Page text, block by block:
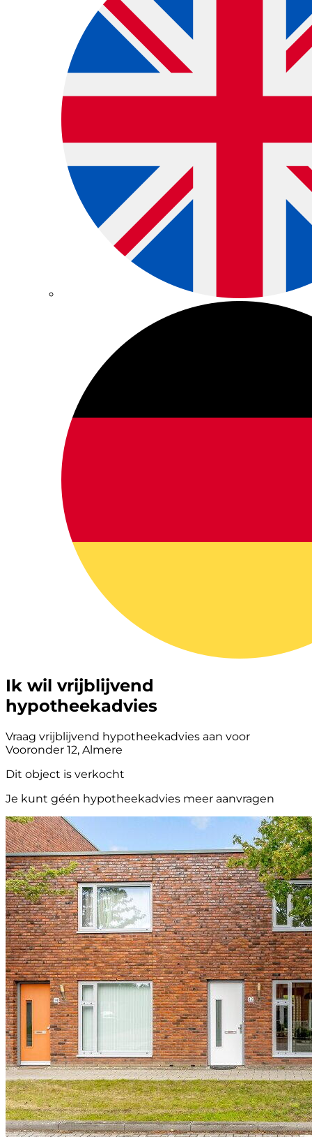
Ik wil vrijblijvend
hypotheekadvies
Vraag vrijblijvend hypotheekadvies aan voor
Vooronder 12, Almere
Dit object is verkocht
Je kunt géén hypotheekadvies meer aanvragen